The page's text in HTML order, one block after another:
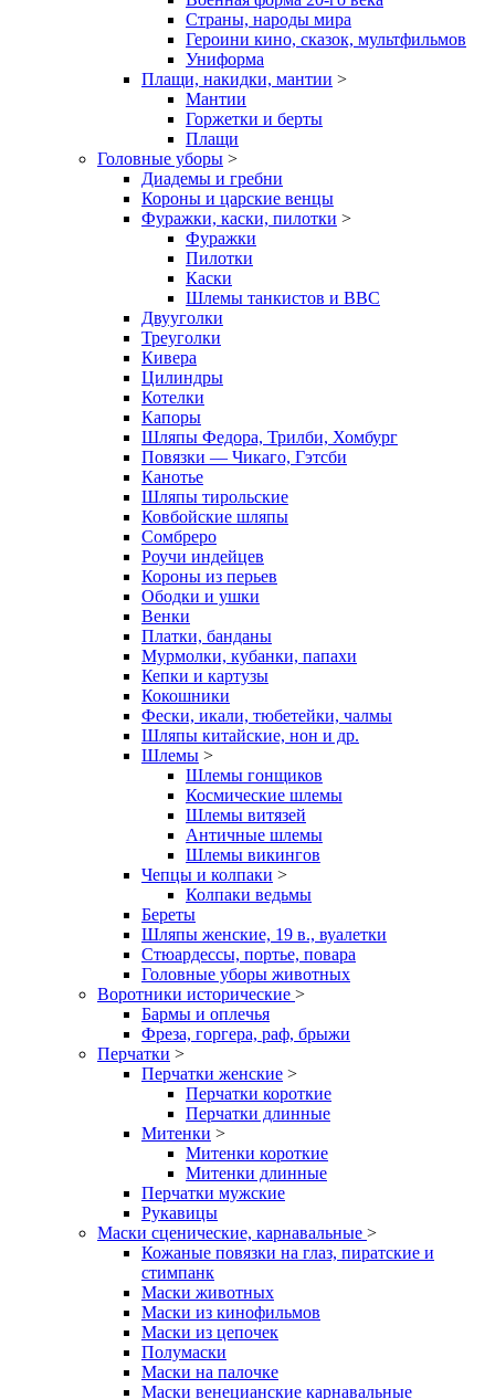
Страны, народы мира
Героини кино, сказок, мультфильмов
Униформа
Плащи, накидки, мантии >
Мантии
Горжетки и берты
Плащи
Головные уборы >
Диадемы и гребни
Короны и царские венцы
Фуражки, каски, пилотки >
Фуражки
Пилотки
Каски
Шлемы танкистов и ВВС
Двууголки
Треуголки
Кивера
Цилиндры
Котелки
Капоры
Шляпы Федора, Трилби, Хомбург
Повязки — Чикаго, Гэтсби
Канотье
Шляпы тирольские
Ковбойские шляпы
Сомбреро
Роучи индейцев
Короны из перьев
Ободки и ушки
Венки
Платки, банданы
Мурмолки, кубанки, папахи
Кепки и картузы
Кокошники
Фески, икали, тюбетейки, чалмы
Шляпы китайские, нон и др.
Шлемы >
Шлемы гонщиков
Космические шлемы
Шлемы витязей
Античные шлемы
Шлемы викингов
Чепцы и колпаки >
Колпаки ведьмы
Береты
Шляпы женские, 19 в., вуалетки
Стюардессы, портье, повара
Головные уборы животных
Воротники исторические >
Бармы и оплечья
Фреза, горгера, раф, брыжи
Перчатки >
Перчатки женские >
Перчатки короткие
Перчатки длинные
Митенки >
Митенки короткие
Митенки длинные
Перчатки мужские
Рукавицы
Маски сценические, карнавальные >
Кожаные повязки на глаз, пиратские и
стимпанк
Маски животных
Маски из кинофильмов
Маски из цепочек
Полумаски
Маски на палочке
Маски венецианские карнавальные